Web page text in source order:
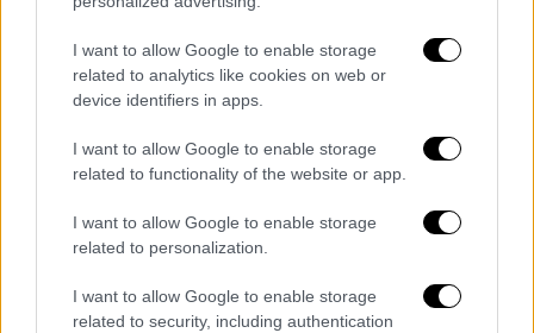
I want to allow Google to enable storage
related to analytics like cookies on web or
device identifiers in apps.
I want to allow Google to enable storage
related to functionality of the website or app.
I want to allow Google to enable storage
related to personalization.
I want to allow Google to enable storage
related to security, including authentication
σύμφωνα με τον οποίο, σε ανακοίνωσή του
για σχετικά έργα, ο κ. Γερουλάνος δεν
διευκρίνιζε εάν το έργο τροποποιείται ή
απεντάσσεται, με αποτέλεσμα πολιτευτής
της παράταξής του να ανακοινώνει ότι το
έργο δεν είναι εφικτό και δήμαρχοι να με
καλούν στο τηλέφωνο «να με ρωτήσουν
επίμονα και με αγωνία εάν απεντάσσεται το
έργο το οποίο εκείνοι έχουν ζητήσει».
Διαβάστε ακόμη